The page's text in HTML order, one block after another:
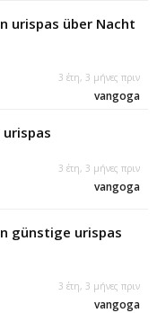
urispas über Nacht
3 έτη, 3 μήνες πριν
vangoga
3 έτη, 3 μήνες πριν
vangoga
günstige urispas
3 έτη, 3 μήνες πριν
vangoga